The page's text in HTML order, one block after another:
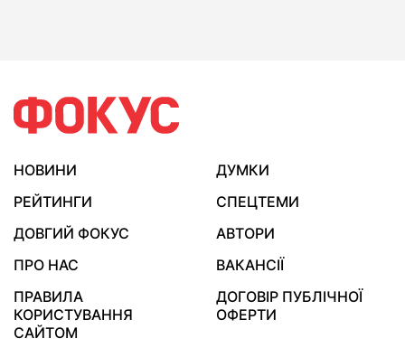
НОВИНИ
ДУМКИ
РЕЙТИНГИ
СПЕЦТЕМИ
ДОВГИЙ ФОКУС
АВТОРИ
ПРО НАС
ВАКАНСІЇ
ПРАВИЛА
КОРИСТУВАННЯ
САЙТОМ
ДОГОВІР ПУБЛІЧНОЇ
ОФЕРТИ